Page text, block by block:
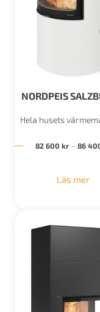
NORDPEIS
Hela husets
82 600 kr – 86
Läs mer